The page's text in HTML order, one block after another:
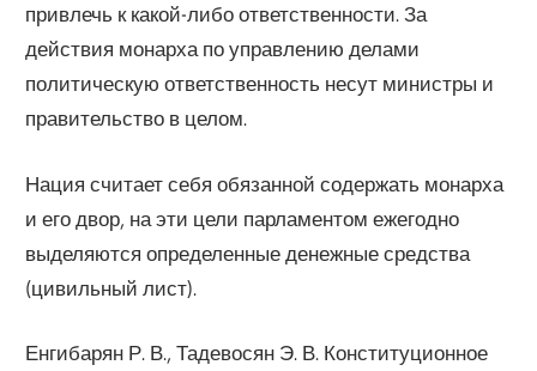
привлечь к какой-либо ответственности. За
действия монарха по управлению делами
политическую ответственность несут министры и
правительство в целом.
Нация считает себя обязанной содержать монарха
и его двор, на эти цели парламентом ежегодно
выделяются определенные денежные средства
(цивильный лист).
Енгибарян Р. В., Тадевосян Э. В. Конституционное